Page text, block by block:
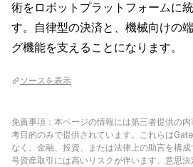
術をロボットプラットフォームに
す。自律型の決済と、機械向けの
グ機能を支えることになります。
ソースを表示
免責事項：本ページの情報には第三者提供の
考目的のみで提供されています。これらは
なく、金融、投資、または法律上の助言を構
号資産取引には高いリスクが伴います。意思